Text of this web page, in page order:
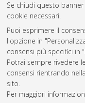
Se chiudi questo
cookie necessari.
Puoi esprimere il
l'opzione in
consensi più specifici in
Potrai sempre rivedere
consensi rientrando
sito.
Per maggiori
Atom
Rss 1.0
Rss 2.0
AMS Laurea